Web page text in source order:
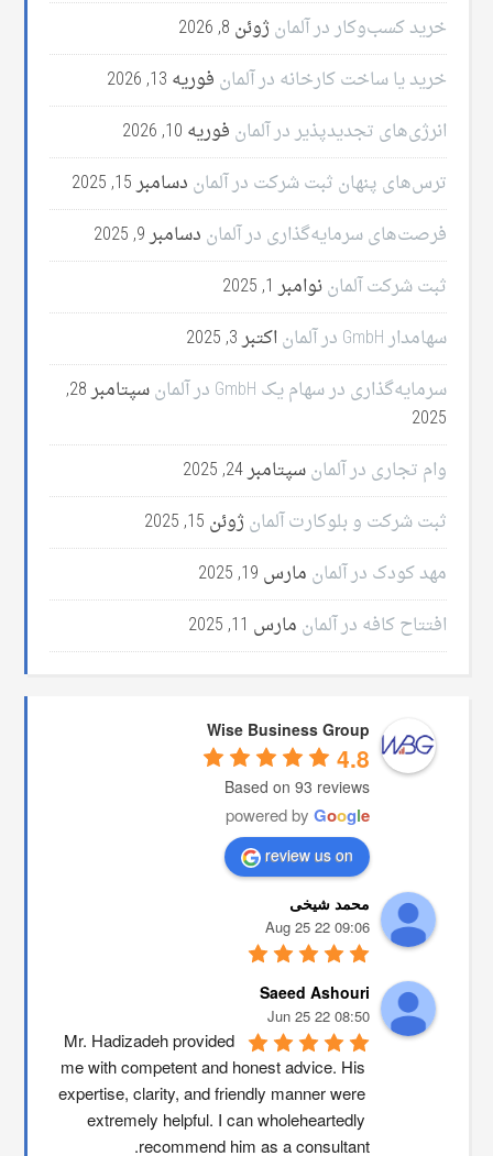
خرید کسب‌وکار در آلمان ژوئن 8, 2026
خرید یا ساخت کارخانه در آلمان فوریه 13, 2026
انرژی‌های تجدیدپذیر در آلمان فوریه 10, 2026
ترس‌های پنهان ثبت شرکت در آلمان دسامبر 15, 2025
فرصت‌های سرمایه‌گذاری در آلمان دسامبر 9, 2025
ثبت شرکت آلماننوامبر 1, 2025
سهامدار GmbH در آلمان
اکتبر 3, 2025
سرمایه‌گذاری در سهام یک GmbH در آلمان
سپتامبر 28,
2025
وام تجاری در آلمانسپتامبر 24, 2025
ثبت شرکت و بلوکارت آلمان ژوئن 15, 2025
مهد کودک در آلمان مارس 19, 2025
افتتاح کافه در آلمان مارس 11, 2025
Wise Business Group
4.8
Based on 93 reviews
powered by Google
review us on
محمد شیخی
09:06 22 Aug 25
Saeed Ashouri
08:50 22 Jun 25
Mr. Hadizadeh provided
me with competent and honest advice. His
expertise, clarity, and friendly manner were
extremely helpful. I can wholeheartedly
recommend him as a consultant.